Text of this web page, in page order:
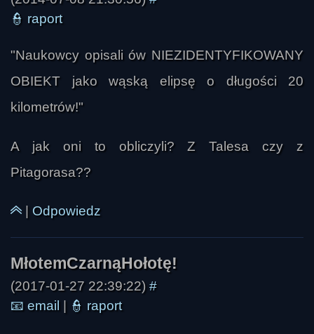
👮 raport
"Naukowcy opisali ów NIEZIDENTYFIKOWANY
OBIEKT jako wąską elipsę o długości 20
kilometrów!"
A jak oni to obliczyli? Z Talesa czy z
Pitagorasa??
Odpowiedz
(2017-01-27 22:39:22) #
📧 email 👮 raport